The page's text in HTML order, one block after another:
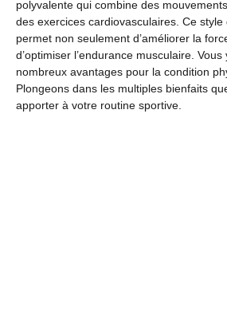
polyvalente qui combine des
des exercices cardiovasculaires. Ce style
permet non seulement d’améliorer la
d’optimiser l’endurance musculaire.
nombreux avantages pour la condition
Plongeons dans les multiples bienfaits
apporter à votre routine sportive.